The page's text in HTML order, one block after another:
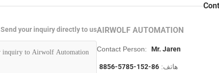
AIRWOLF AUTOMATION
Contact Person: Mr. Jaren
هاتف: 86-152-5785-8856
Send your inquiry directly to us